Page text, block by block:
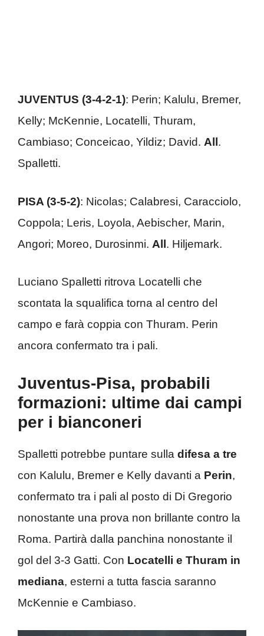
JUVENTUS (3-4-2-1): Perin; Kalulu, Bremer,
Kelly; McKennie, Locatelli, Thuram,
Cambiaso; Conceicao, Yildiz; David. All .
Spalletti.
PISA (3-5-2): Nicolas; Calabresi, Caracciolo,
Coppola; Leris, Loyola, Aebischer, Marin,
Angori; Moreo, Durosinmi. All . Hiljemark.
Luciano Spalletti ritrova Locatelli che
scontata la squalifica torna al centro del
campo e farà coppia con Thuram. Perin
ancora confermato tra i pali.
Juventus-Pisa, probabili
formazioni: ultime dai campi
per i bianconeri
Spalletti potrebbe puntare sulla difesa a tre
con Kalulu, Bremer e Kelly davanti a Perin,
confermato tra i pali al posto di Di Gregorio
nonostante una prova non brillante contro la
Roma. Partirà dalla panchina nonostante il
gol del 3-3 Gatti. Con Locatelli e Thuram in
mediana, esterni a tutta fascia saranno
McKennie e Cambiaso.